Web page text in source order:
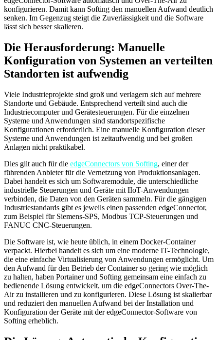
konfigurieren. Damit kann Softing den manuellen Aufwand deutlich
senken. Im Gegenzug steigt die Zuverlässigkeit und die Software
lässt sich besser skalieren.
Die Herausforderung: Manuelle
Konfiguration von Systemen an verteilten
Standorten ist aufwendig
Viele Industrieprojekte sind groß und verlagern sich auf mehrere
Standorte und Gebäude. Entsprechend verteilt sind auch die
Industriecomputer und Gerätesteuerungen. Für die einzelnen
Systeme und Anwendungen sind standortspezifische
Konfigurationen erforderlich. Eine manuelle Konfiguration dieser
Systeme und Anwendungen ist zeitaufwendig und bei großen
Anlagen nicht praktikabel.
Dies gilt auch für die edgeConnectors von Softing, einer der
führenden Anbieter für die Vernetzung von Produktionsanlagen.
Dabei handelt es sich um Softwaremodule, die unterschiedliche
industrielle Steuerungen und Geräte mit IIoT-Anwendungen
verbinden, die Daten von den Geräten sammeln. Für die gängigen
Industriestandards gibt es jeweils einen passenden edgeConnector,
zum Beispiel für Siemens-SPS, Modbus TCP-Steuerungen und
FANUC CNC-Steuerungen.
Die Software ist, wie heute üblich, in einem Docker-Container
verpackt. Hierbei handelt es sich um eine moderne IT-Technologie,
die eine einfache Virtualisierung von Anwendungen ermöglicht. Um
den Aufwand für den Betrieb der Container so gering wie möglich
zu halten, haben Portainer und Softing gemeinsam eine einfach zu
bedienende Lösung entwickelt, um die edgeConnectors Over-The-
Air zu installieren und zu konfigurieren. Diese Lösung ist skalierbar
und reduziert den manuellen Aufwand bei der Installation und
Konfiguration der Geräte mit der edgeConnector-Software von
Softing erheblich.